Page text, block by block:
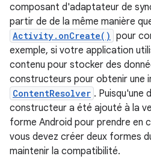
composant d'adaptateur de
partir de de la même manière
Activity.onCreate() pour
exemple, si votre application
contenu pour stocker des
constructeurs pour obtenir une
ContentResolver . Puisqu'une
constructeur a été ajouté à la
forme Android pour prendre en
vous devez créer deux formes
maintenir la compatibilité.